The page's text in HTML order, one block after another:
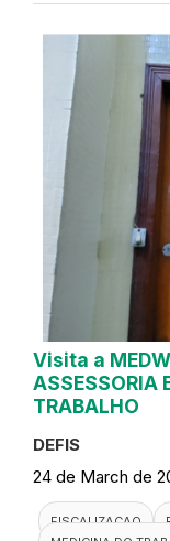
Visita a
ASSESSORIA
TRABALHO
DEFIS
24 de March de
FISCALIZACAO